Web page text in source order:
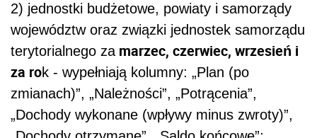
2) jednostki budżetowe, powiaty i samorządy
województw oraz związki jednostek samorządu
terytorialnego zamarzec, czerwiec, wrzesień i
za rok - wypełniają kolumny: „Plan (po
zmianach)”, „Należności”, „Potrącenia”,
„Dochody wykonane (wpływy minus zwroty)”,